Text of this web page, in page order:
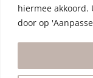
hiermee akkoord.
door op